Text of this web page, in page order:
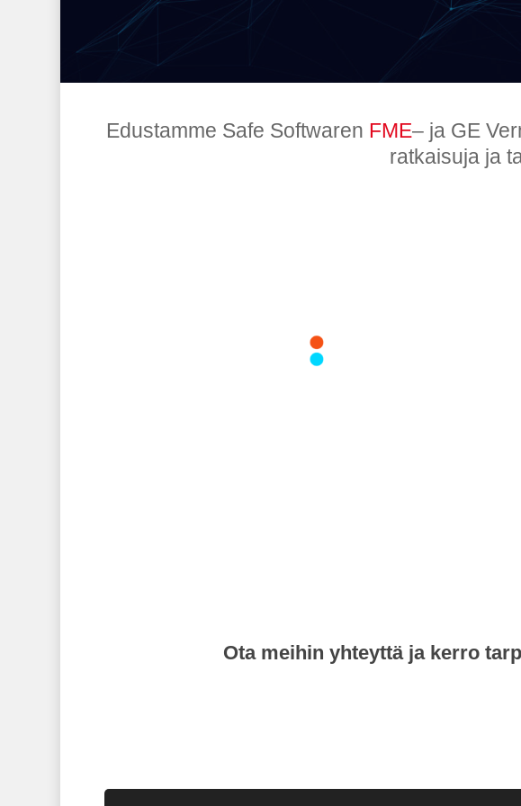
Edustamme Safe Softwaren FME– ja GE
ratkaisuja ja
Ota meihin yhteyttä ja kerro